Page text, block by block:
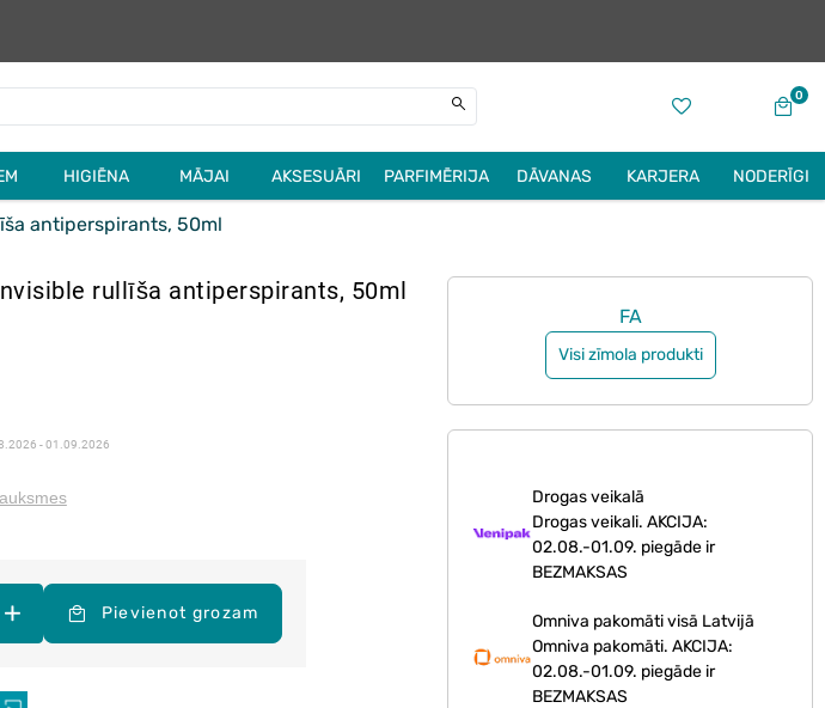
0
HIGIĒNA MĀJAI AKSESUĀRI PARFIMĒRIJA DĀVANAS KARJERA NODERĪGI
antiperspirants, 50ml
rullīša antiperspirants, 50ml
- 01.09.2026
+ Pievienot grozam
FA
Visi zīmola produkti
Drogas veikalā
Drogas veikali. AKCIJA:
02.08.-01.09. piegāde ir
BEZMAKSAS
Omniva pakomāti visā Latvijā
Omniva pakomāti. AKCIJA:
02.08.-01.09. piegāde ir
BEZMAKSAS